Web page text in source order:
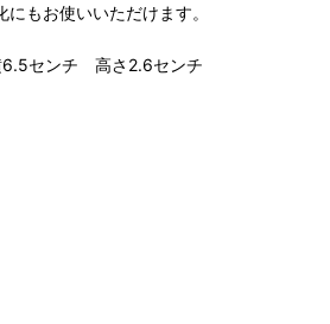
もお使いいただけます。
センチ 高さ2.6センチ